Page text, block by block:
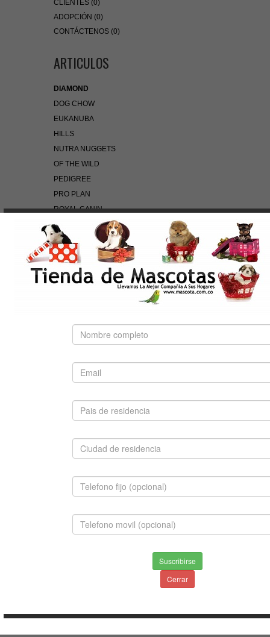
CLIENTES (0)
ADOPCIÓN (0)
CONTÁCTENOS (0)
ARTICULOS
DIAMOND
DOG CHOW
EUKANUBA
HILLS
NUTRA NUGGETS
OF THE WILD
PEDIGREE
PRO PLAN
ROYAL CANIN
BÚSQUEDA RÁPIDA
Use palabras clave para encontrar el producto que
busca.
Búsqueda Avanzada
SUGERIDO
$1,500,000.00
INFORMACION
Suscribirse
Cerrar